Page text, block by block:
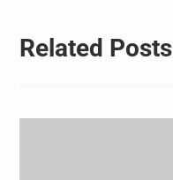
Related Posts